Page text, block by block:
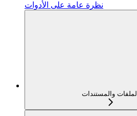
نظرة عامة على الأدوات
الملفات والمستندات